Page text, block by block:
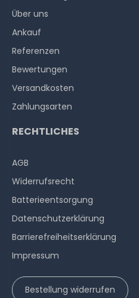
Über uns
Ankauf
Referenzen
Bewertungen
Versandkosten
Zahlungsarten
RECHTLICHES
AGB
Widerrufs­recht
Batterieentsorgung
Datenschutzerklärung
Barrierefreiheitserklärung
Impressum
Bestellung widerrufen